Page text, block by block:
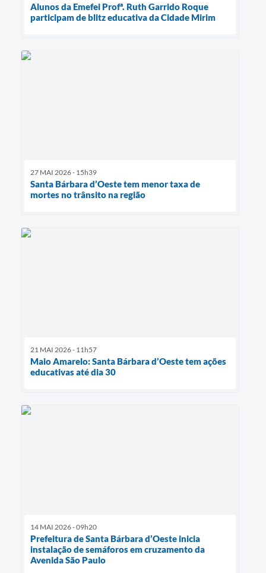
Alunos da Emefei Profª. Ruth Garrido Roque
participam de blitz educativa da Cidade Mirim
27 MAI 2026 - 15h39
Santa Bárbara d’Oeste tem menor taxa de
mortes no trânsito na região
21 MAI 2026 - 11h57
Maio Amarelo: Santa Bárbara d’Oeste tem ações
educativas até dia 30
14 MAI 2026 - 09h20
Prefeitura de Santa Bárbara d’Oeste inicia
instalação de semáforos em cruzamento da
Avenida São Paulo